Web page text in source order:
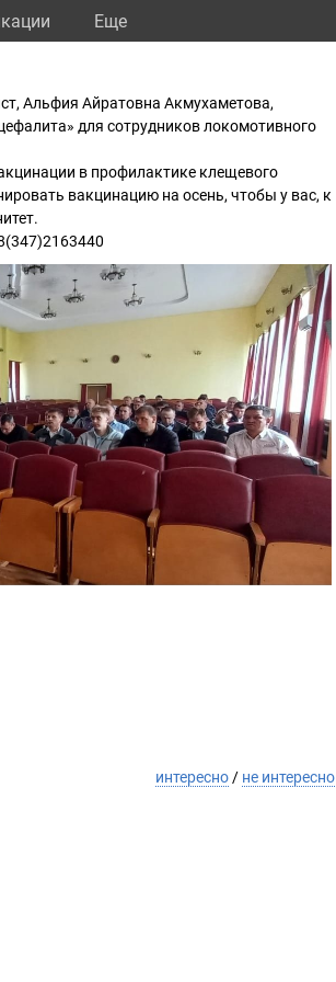
Eще
Альфия Айратовна Акмухаметова,
для сотрудников локомотивного
в профилактике клещевого
вакцинацию на осень, чтобы у вас, к
интересно / не интересно